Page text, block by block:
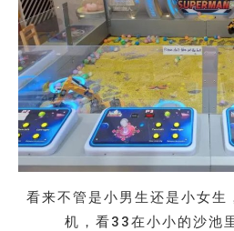
看来不管是小男生还是小女生
机，看33在小小的沙池